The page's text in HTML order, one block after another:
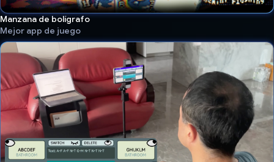
Manzana de bolígrafo
Mejor app de juego